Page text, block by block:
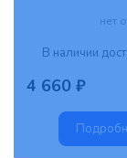
нет
В наличии
4 660 ₽